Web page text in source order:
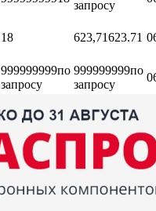
запросу
18 623,71623.71
999999999по
запросу
999999999по
запросу